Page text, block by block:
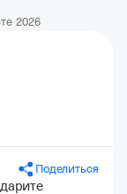
2026
Поделиться